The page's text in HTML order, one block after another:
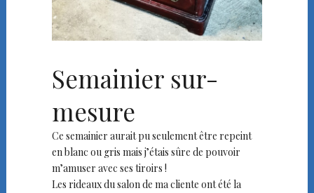
Semainier sur-
mesure
Ce semainier aurait pu seulement être repeint
en blanc ou gris mais j’étais sûre de pouvoir
m’amuser avec ses tiroirs !
Les rideaux du salon de ma cliente ont été la